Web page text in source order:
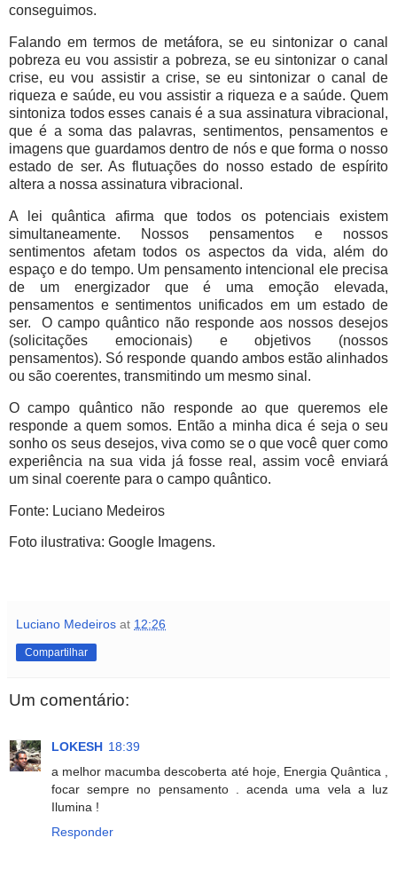
conseguimos.
Falando em termos de metáfora, se eu sintonizar o canal
pobreza eu vou assistir a pobreza, se eu sintonizar o canal
crise, eu vou assistir a crise, se eu sintonizar o canal de
riqueza e saúde, eu vou assistir a riqueza e a saúde. Quem
sintoniza todos esses canais é a sua assinatura vibracional,
que é a soma das palavras, sentimentos, pensamentos e
imagens que guardamos dentro de nós e que forma o nosso
estado de ser. As flutuações do nosso estado de espírito
altera a nossa assinatura vibracional.
A lei quântica afirma que todos os potenciais existem
simultaneamente. Nossos pensamentos e nossos
sentimentos afetam todos os aspectos da vida, além do
espaço e do tempo. Um pensamento intencional ele precisa
de um energizador que é uma emoção elevada,
pensamentos e sentimentos unificados em um estado de
ser. O campo quântico não responde aos nossos desejos
(solicitações emocionais) e objetivos (nossos
pensamentos). Só responde quando ambos estão alinhados
ou são coerentes, transmitindo um mesmo sinal.
O campo quântico não responde ao que queremos ele
responde a quem somos. Então a minha dica é seja o seu
sonho os seus desejos, viva como se o que você quer como
experiência na sua vida já fosse real, assim você enviará
um sinal coerente para o campo quântico.
Fonte: Luciano Medeiros
Foto ilustrativa: Google Imagens.
Luciano Medeiros at 12:26
Compartilhar
Um comentário:
LOKESH 18:39
a melhor macumba descoberta até hoje, Energia Quântica ,
focar sempre no pensamento . acenda uma vela a luz
Ilumina !
Responder